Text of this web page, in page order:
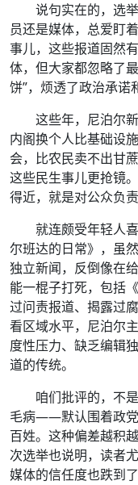
说句实在的，选
员还是媒体，总爱盯
事儿，这些报道固然
体，但大家都忽略了
饼”，烦透了政治承诺
这些年，尼泊尔
内阁换个人比基础设
会，比农民卖不出甘
这些民生事儿更抢镜
得近，就是对公众负
就连颇受年轻人
尔班达的日常》，虽
独立新闻，反倒像在
能一棍子打死，包括
过问责报道、揭露过
看区域水平，尼泊尔
度性压力、缺乏编辑
道的传统。
咱们批评的，不
毛病——默认围着政党
百姓。这种偏差越积
次选举也说明，读者
媒体的信任度也跌到了